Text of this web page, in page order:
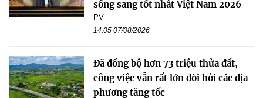
sống sang tốt nhất Việt Nam 2026
PV
14:05 07/08/2026
Đã đồng bộ hơn 73 triệu thửa đất,
công việc vẫn rất lớn đòi hỏi các địa
phương tăng tốc